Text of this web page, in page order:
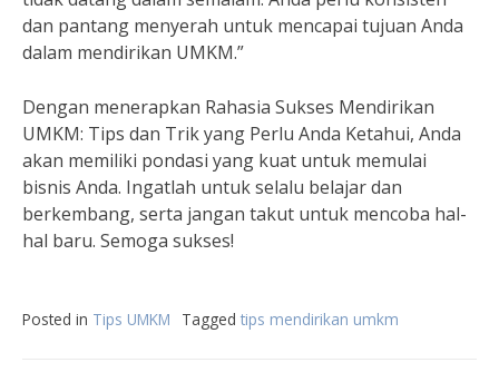
dan pantang menyerah untuk mencapai tujuan Anda
dalam mendirikan UMKM.”
Dengan menerapkan Rahasia Sukses Mendirikan
UMKM: Tips dan Trik yang Perlu Anda Ketahui, Anda
akan memiliki pondasi yang kuat untuk memulai
bisnis Anda. Ingatlah untuk selalu belajar dan
berkembang, serta jangan takut untuk mencoba hal-
hal baru. Semoga sukses!
Posted in Tips UMKM Tagged tips mendirikan umkm